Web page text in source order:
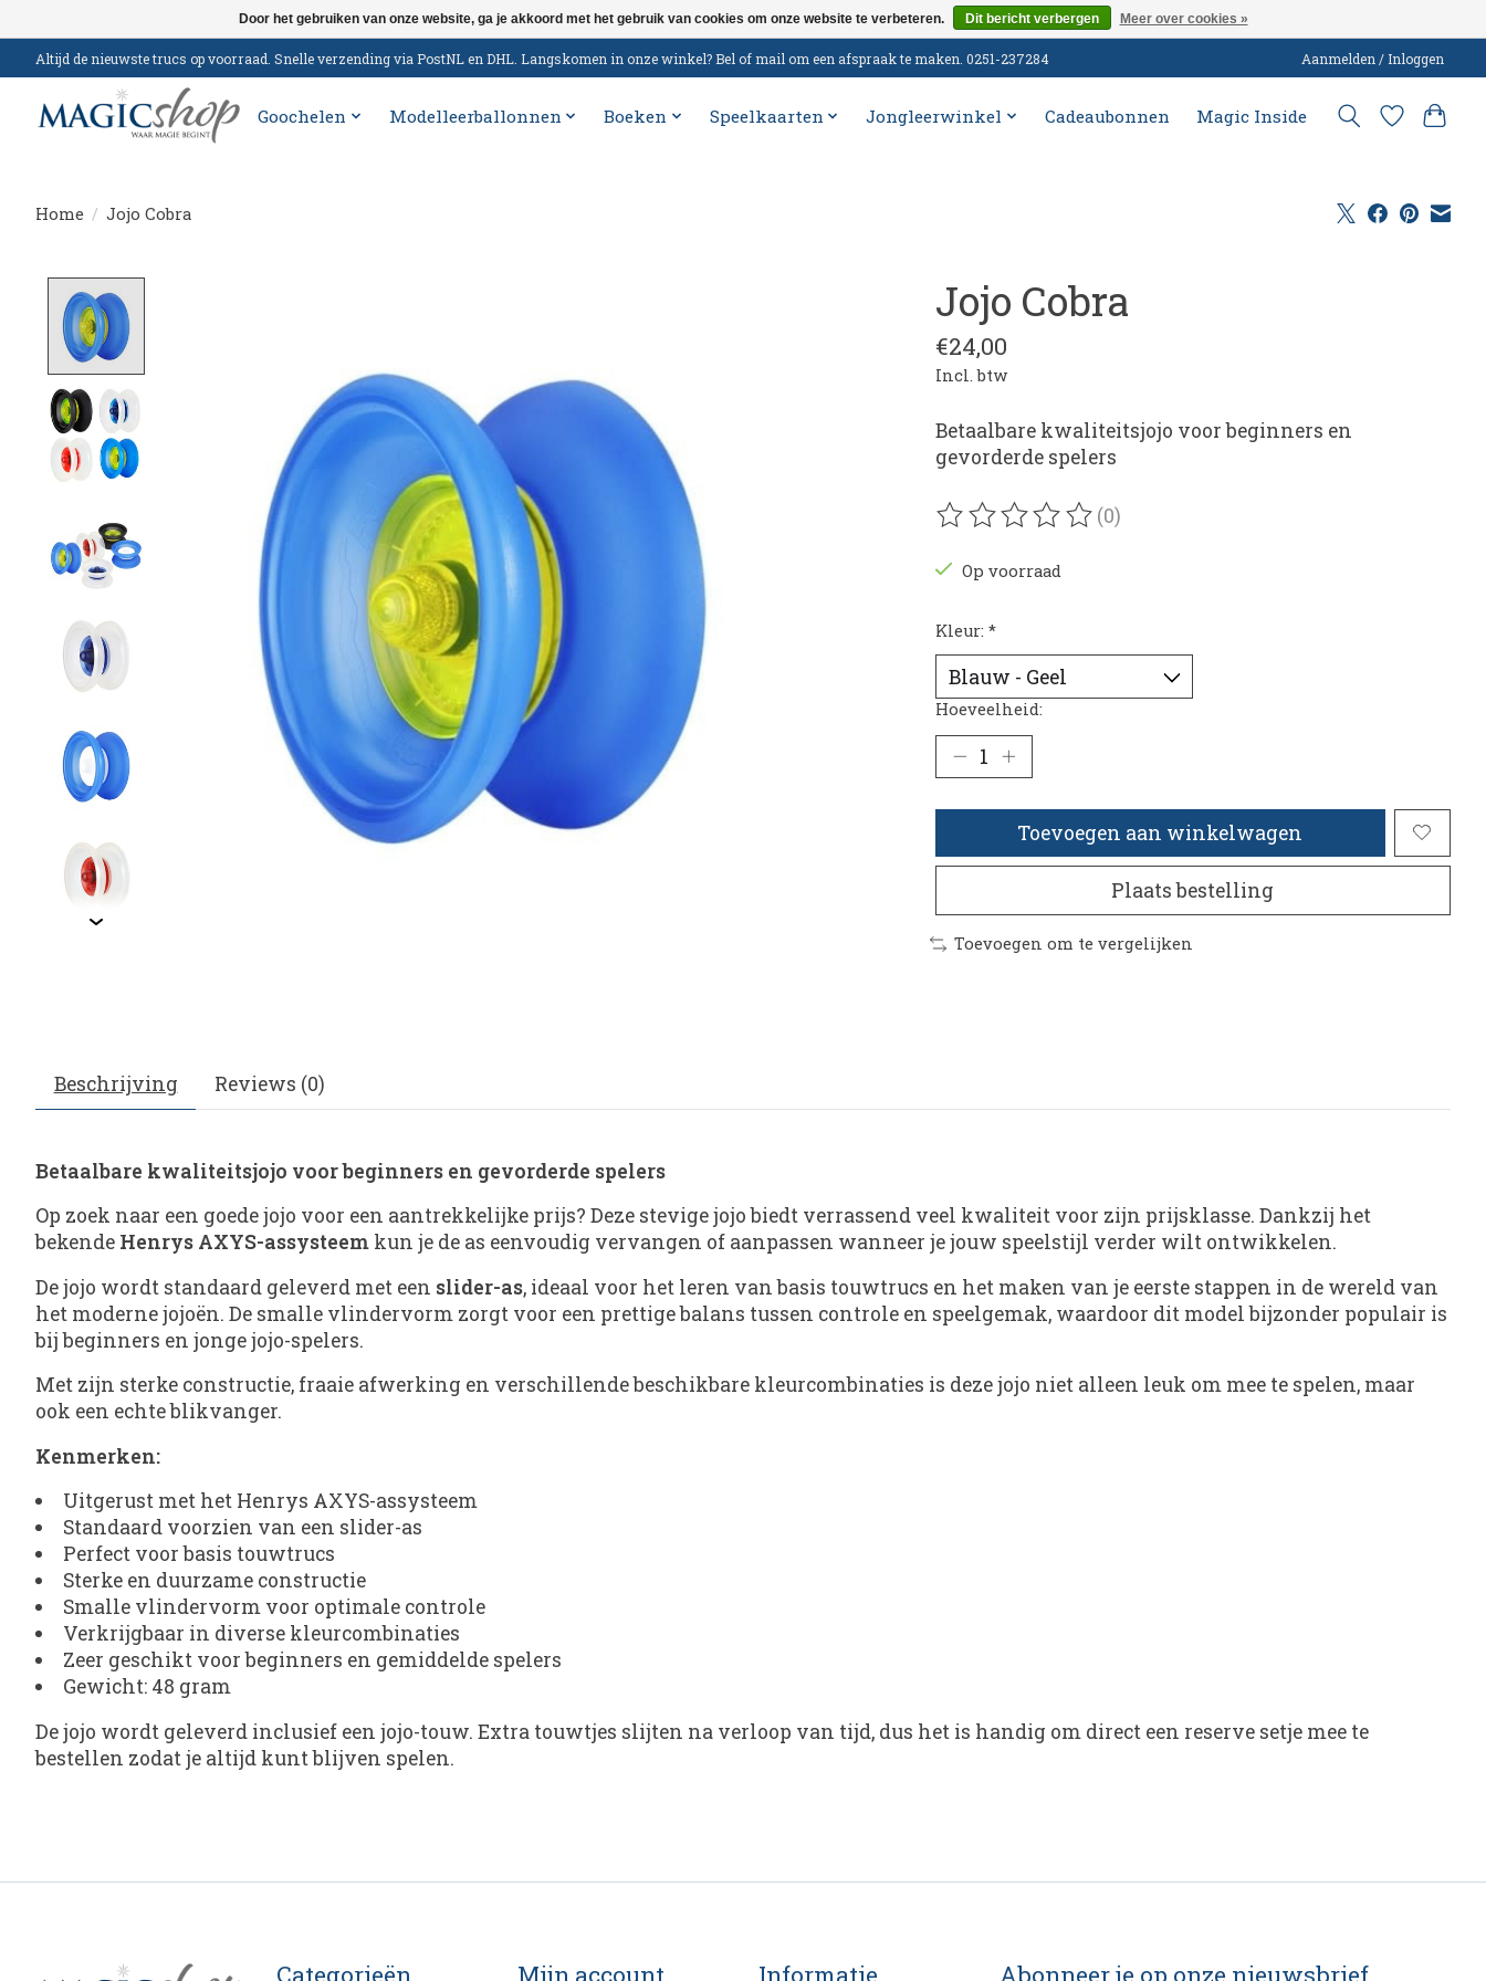
Altijd de nieuwste trucs op voorraad. Snelle verzending via PostNL en DHL. Langskomen in onze winkel? Bel of mail om een afspraak te maken. 0251-237284 Aanmelden / Inloggen
Goochelen Modelleerballonnen Boeken Speelkaarten Jongleerwinkel Cadeaubonnen Magic Inside
Home / Jojo Cobra
Jojo Cobra
€24,00
Incl. btw
Betaalbare kwaliteitsjojo voor beginners en
gevorderde spelers
De beoordeling van dit product is
(0)
Op voorraad
Kleur: *
Hoeveelheid:
Toevoegen aan winkelwagen
Plaats bestelling
Toevoegen om te vergelijken
Beschrijving Reviews (0)
Betaalbare kwaliteitsjojo voor beginners en gevorderde spelers
Op zoek naar een goede jojo voor een aantrekkelijke prijs? Deze stevige jojo biedt verrassend veel kwaliteit voor zijn prijsklasse. Dankzij het
bekende Henrys AXYS-assysteem kun je de as eenvoudig vervangen of aanpassen wanneer je jouw speelstijl verder wilt ontwikkelen.
De jojo wordt standaard geleverd met een slider-as, ideaal voor het leren van basis touwtrucs en het maken van je eerste stappen in de wereld van
het moderne jojoën. De smalle vlindervorm zorgt voor een prettige balans tussen controle en speelgemak, waardoor dit model bijzonder populair is
bij beginners en jonge jojo-spelers.
Met zijn sterke constructie, fraaie afwerking en verschillende beschikbare kleurcombinaties is deze jojo niet alleen leuk om mee te spelen, maar
ook een echte blikvanger.
Kenmerken:
Uitgerust met het Henrys AXYS-assysteem
Standaard voorzien van een slider-as
Perfect voor basis touwtrucs
Sterke en duurzame constructie
Smalle vlindervorm voor optimale controle
Verkrijgbaar in diverse kleurcombinaties
Zeer geschikt voor beginners en gemiddelde spelers
Gewicht: 48 gram
De jojo wordt geleverd inclusief een jojo-touw. Extra touwtjes slijten na verloop van tijd, dus het is handig om direct een reserve setje mee te
bestellen zodat je altijd kunt blijven spelen.
Categorieën Mijn account Informatie Abonneer je op onze nieuwsbrief
Door het gebruiken van onze website, ga je akkoord met het gebruik van cookies om onze website te verbeteren. Dit bericht verbergen Meer over cookies »